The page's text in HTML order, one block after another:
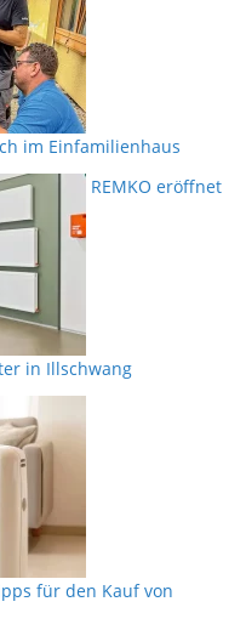
im Einfamilienhaus
REMKO eröffnet
in Illschwang
für den Kauf von